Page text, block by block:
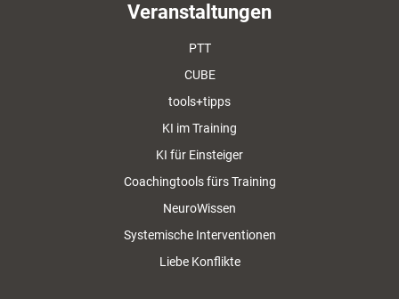
Veranstaltungen
PTT
CUBE
tools+tipps
KI im Training
KI für Einsteiger
Coachingtools fürs Training
NeuroWissen
Systemische Interventionen
Liebe Konflikte